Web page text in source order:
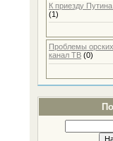
2014 Февраль
2014 Март
2014 Май
2014 Июнь
2014 Июль
2014 Сентябрь
2014 Ноябрь
2015 Январь
2015 Февраль
К приезду
(1)
Проблемы
канал ТВ (0)